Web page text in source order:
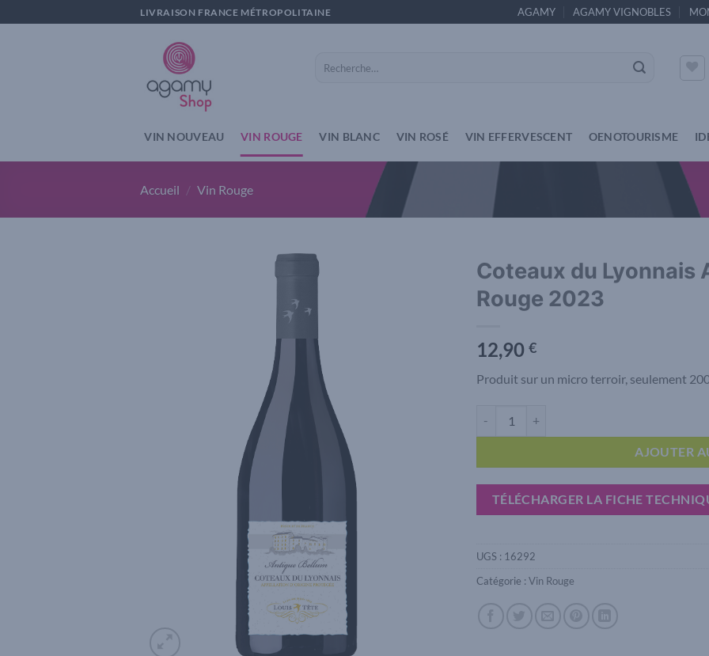
au
LIVRAISON FRANCE MÉTROPOLITAINE AGAMY AGAMY VIGNOBLES
pour :
VIN NOUVEAU VIN ROUGE VIN BLANC VIN ROSÉ VIN EFFERVESCENT OENOTOURISME
Accueil / Vin Rouge
Coteaux du Lyonnais
Rouge 2023
12,90 €
Produit sur un micro terroir, seulement
AJOUTER
TÉLÉCHARGER LA FICHE
UGS : 16292
Catégorie : Vin Rouge